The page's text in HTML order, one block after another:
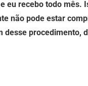
eu recebo todo mês.
não pode estar
procedimento,